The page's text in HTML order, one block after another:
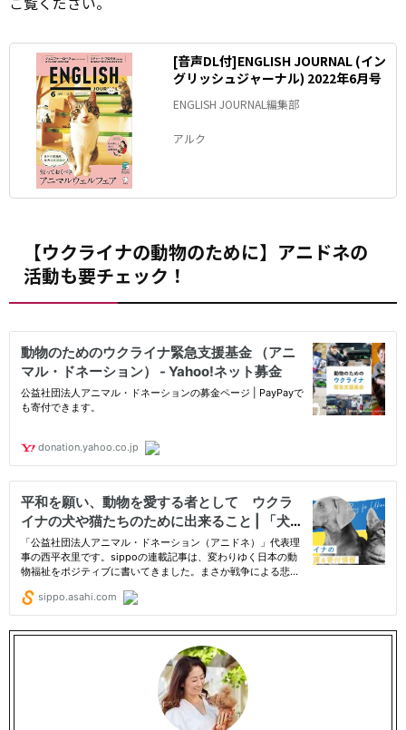
[音声DL付]ENGLISH JOURNAL (イン
グリッシュジャーナル) 2022年6月号
ENGLISH JOURNAL編集部
アルク
【ウクライナの動物のために】アニドネの
活動も要チェック！